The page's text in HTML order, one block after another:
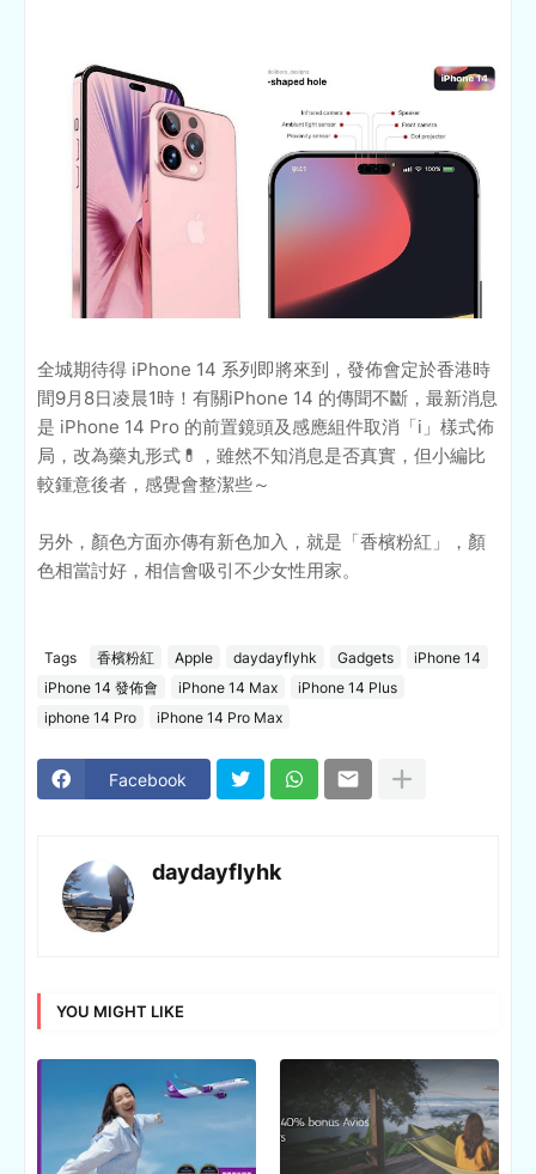
全城期待得 iPhone 14 系列即將來到，發佈會定於香港時
間9月8日凌晨1時！有關iPhone 14 的傳聞不斷，最新消息
是 iPhone 14 Pro 的前置鏡頭及感應組件取消「i」樣式佈
局，改為藥丸形式💊，雖然不知消息是否真實，但小編比
較鍾意後者，感覺會整潔些～
另外，顏色方面亦傳有新色加入，就是「香檳粉紅」，顏
色相當討好，相信會吸引不少女性用家。
Tags 香檳粉紅 Apple daydayflyhk Gadgets
iPhone 14
iPhone 14 發佈會
iPhone 14 Max
iPhone 14 Plus
iphone 14 Pro
iPhone 14 Pro Max
Facebook
daydayflyhk
YOU MIGHT LIKE